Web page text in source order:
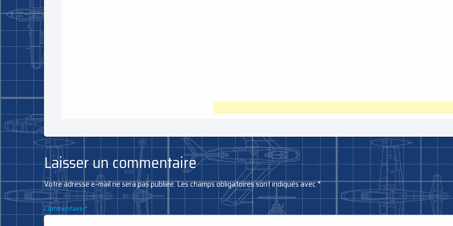
Laisser un commentaire
Votre adresse e-mail ne sera pas publiée.Les champs obligatoires sont indiqués avec*
Commentaire *